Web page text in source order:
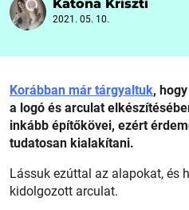
2021. 05. 10.
Korábban már tárgyaltuk,
a logó és arculat
inkább építőkövei, ezért
tudatosan kialakítani.
Lássuk ezúttal az alapokat, és
kidolgozott arculat.